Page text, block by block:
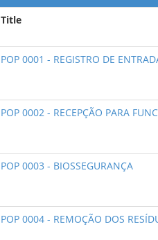
Title
POP 0001 - REGISTRO DE
POP 0002 - RECEPÇÃO PARA
POP 0003 - BIOSSEGURANÇA
POP 0004 - REMOÇÃO DOS